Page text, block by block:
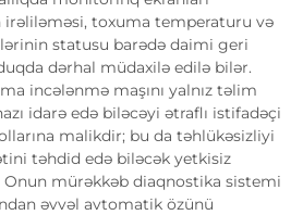
toxuma temperaturu və
statusu barədə daimi geri
dərhal müdaxilə edilə bilər.
incələnmə maşını yalnız təlim
idarə edə biləcəyi ətraflı istifadəçi
malikdir; bu da təhlükəsizliyi
təhdid edə biləcək yetkisiz
Onun mürəkkəb diaqnostika sistemi
əvvəl avtomatik özünü